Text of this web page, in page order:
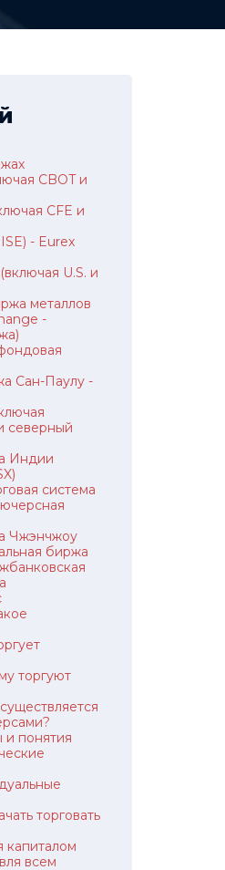
CBOT и
CFE и
- Eurex
U.S. и
металлов
-
Сан-Паулу -
северный
Индии
система
Чжэнчжоу
биржа
торгуют
и понятия
торговать
капиталом
всем